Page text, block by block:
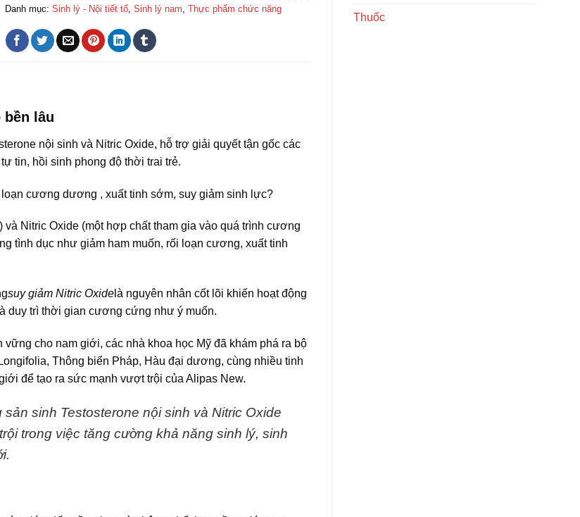
Thuốc
Danh mục: Sinh lý - Nội tiết tố, Sinh lý nam, Thực phẩm chức năng
bền lâu
nội sinh và Nitric Oxide, hỗ trợ giải quyết tận gốc các
tin, hồi sinh phong độ thời trai trẻ.
cương dương , xuất tinh sớm, suy giảm sinh lực?
Nitric Oxide (một hợp chất tham gia vào quá trình cương
tình dục như giảm ham muốn, rối loạn cương, xuất tinh
suy giảm Nitric Oxide là nguyên nhân cốt lõi khiến hoạt động
duy trì thời gian cương cứng như ý muốn.
cho nam giới, các nhà khoa học Mỹ đã khám phá ra bộ
Thông biển Pháp, Hàu đại dương, cùng nhiều tinh
để tạo ra sức mạnh vượt trội của Alipas New.
sinh Testosterone nội sinh và Nitric Oxide
trong việc tăng cường khả năng sinh lý, sinh